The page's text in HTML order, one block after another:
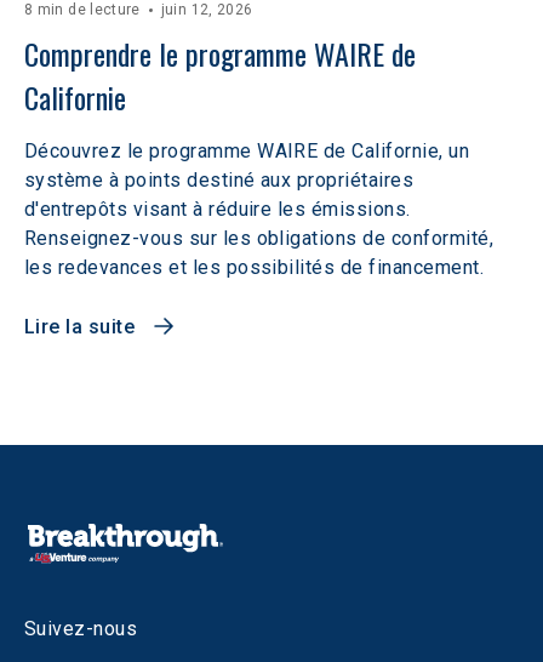
8 min de lecture juin 12, 2026
Comprendre le programme WAIRE de
Californie
Découvrez le programme WAIRE de Californie, un
système à points destiné aux propriétaires
d'entrepôts visant à réduire les émissions.
Renseignez-vous sur les obligations de conformité,
les redevances et les possibilités de financement.
Lire la suite
Suivez-nous